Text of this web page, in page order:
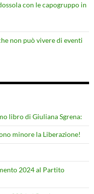
con le capogruppo in
non può vivere di eventi
libro di Giuliana Sgrena:
minore la Liberazione!
2024 al Partito